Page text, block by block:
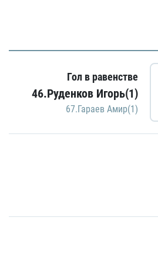
Гол в равенстве
46.Руденков Игорь(1)
67.Гараев Амир(1)